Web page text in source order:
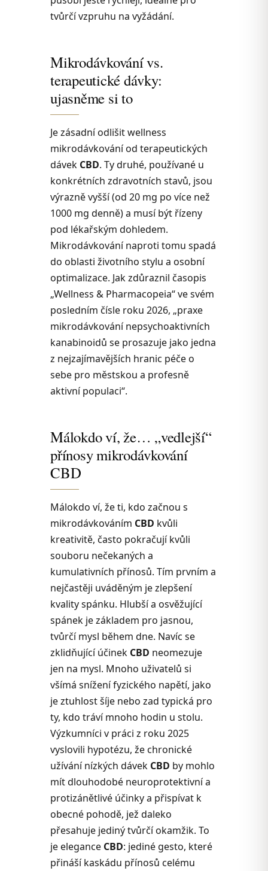
tvůrčí vzpruhu na vyžádání.
Mikrodávkování vs.
terapeutické dávky:
ujasněme si to
Je zásadní odlišit wellness
mikrodávkování od terapeutických
dávek CBD. Ty druhé, používané u
konkrétních zdravotních stavů, jsou
výrazně vyšší (od 20 mg po více než
1000 mg denně) a musí být řízeny
pod lékařským dohledem.
Mikrodávkování naproti tomu spadá
do oblasti životního stylu a osobní
optimalizace. Jak zdůraznil časopis
„Wellness & Pharmacopeia“ ve svém
posledním čísle roku 2026, „praxe
mikrodávkování nepsychoaktivních
kanabinoidů se prosazuje jako jedna
z nejzajímavějších hranic péče o
sebe pro městskou a profesně
aktivní populaci“.
Málokdo ví, že… „vedlejší“
přínosy mikrodávkování
CBD
Málokdo ví, že ti, kdo začnou s
mikrodávkováním CBD kvůli
kreativitě, často pokračují kvůli
souboru nečekaných a
kumulativních přínosů. Tím prvním a
nejčastěji uváděným je zlepšení
kvality spánku. Hlubší a osvěžující
spánek je základem pro jasnou,
tvůrčí mysl během dne. Navíc se
zklidňující účinek CBD neomezuje
jen na mysl. Mnoho uživatelů si
všímá snížení fyzického napětí, jako
je ztuhlost šíje nebo zad typická pro
ty, kdo tráví mnoho hodin u stolu.
Výzkumníci v práci z roku 2025
vyslovili hypotézu, že chronické
užívání nízkých dávek CBD by mohlo
mít dlouhodobé neuroprotektivní a
protizánětlivé účinky a přispívat k
obecné pohodě, jež daleko
přesahuje jediný tvůrčí okamžik. To
je elegance CBD: jediné gesto, které
přináší kaskádu přínosů celému